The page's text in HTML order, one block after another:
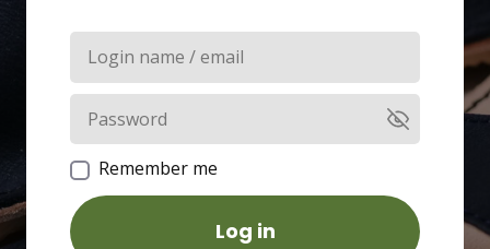
Remember me
Log in